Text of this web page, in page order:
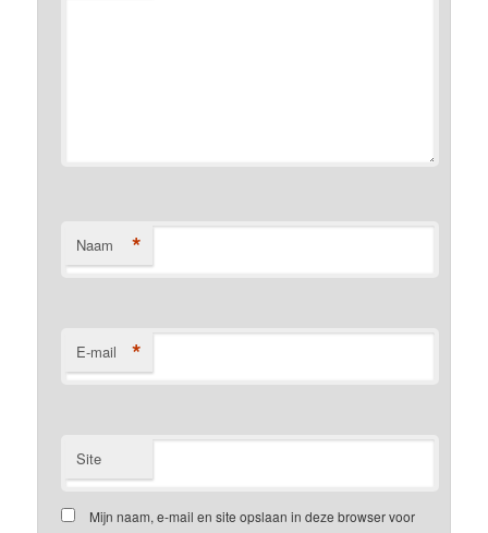
Naam *
E-mail *
Site
Mijn naam, e-mail en site opslaan in deze browser voor